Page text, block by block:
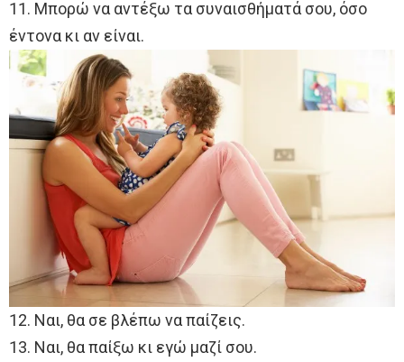
11. Μπορώ να αντέξω τα συναισθήματά σου, όσο
έντονα κι αν είναι.
12. Ναι, θα σε βλέπω να παίζεις.
13. Ναι, θα παίξω κι εγώ μαζί σου.